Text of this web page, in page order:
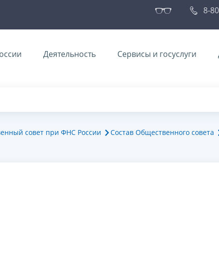
8-
Деятельность Сервисы и госуслуги
совет при ФНС России
Состав Общественного совета